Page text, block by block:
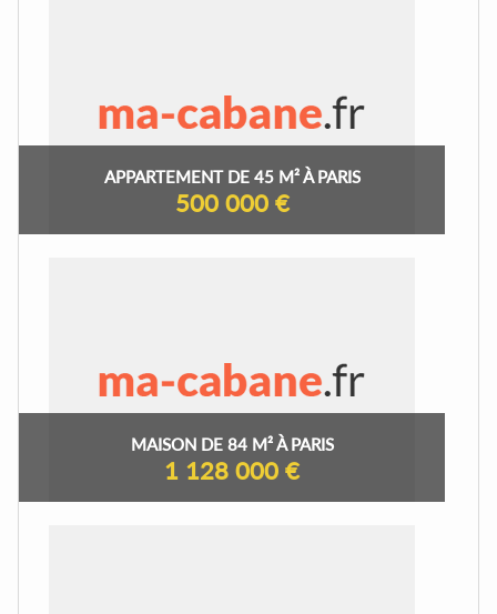
APPARTEMENT DE 45 M² À PARIS
500 000 €
MAISON DE 84 M² À PARIS
1 128 000 €